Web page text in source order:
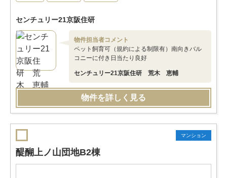
センチュリー21京阪住研
物件担当者コメント
ペット飼育可（規約による制限有）南向きバル
コニーに付き日当たり良好
センチュリー21京阪住研 荒木 恵輔
物件を詳しく見る
マンション
醍醐上ノ山団地B2棟